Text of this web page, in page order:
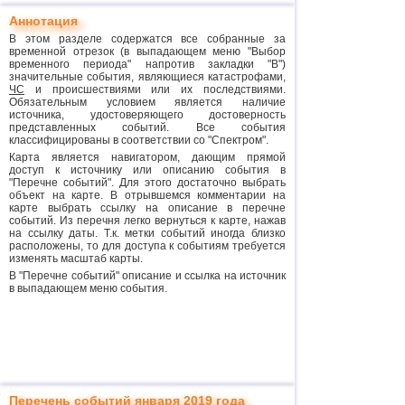
Аннотация
В этом разделе содержатся все собранные за
временной отрезок (в выпадающем меню "Выбор
временного периода" напротив закладки "В")
значительные события, являющиеся катастрофами,
ЧС и происшествиями или их последствиями.
Обязательным условием является наличие
источника, удостоверяющего достоверность
представленных событий. Все события
классифицированы в соответствии со "Спектром".
Карта является навигатором, дающим прямой
доступ к источнику или описанию события в
"Перечне событий". Для этого достаточно выбрать
объект на карте. В отрывшемся комментарии на
карте выбрать ссылку на описание в перечне
событий. Из перечня легко вернуться к карте, нажав
на ссылку даты. Т.к. метки событий иногда близко
расположены, то для доступа к событиям требуется
изменять масштаб карты.
В "Перечне событий" описание и ссылка на источник
в выпадающем меню события.
Перечень событий января 2019 года